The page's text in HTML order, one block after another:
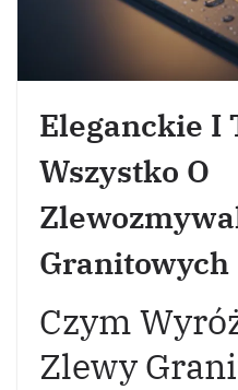
Eleganckie I
Wszystko O
Granitowych
Czym
Zlewy